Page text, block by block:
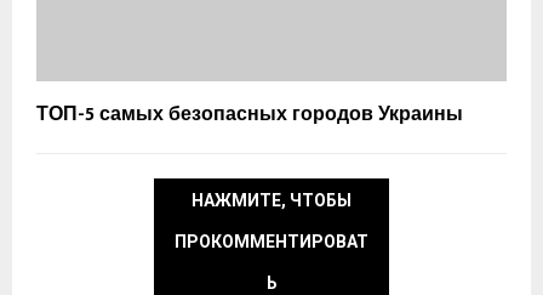
ТОП-5 самых безопасных городов Украины
НАЖМИТЕ, ЧТОБЫ
ПРОКОММЕНТИРОВАТ
Ь